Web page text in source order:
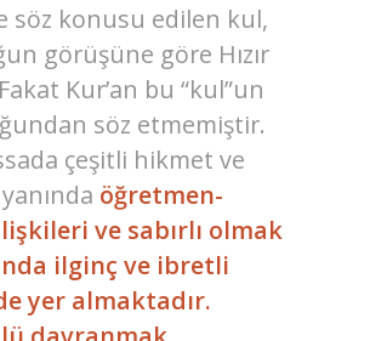
söz konusu edilen kul,
görüşüne göre Hızır
Fakat Kur’an bu “kul”un
söz etmemiştir.
çeşitli hikmet ve
öğretmen-
ve sabırlı olmak
ilginç ve ibretli
yer almaktadır.